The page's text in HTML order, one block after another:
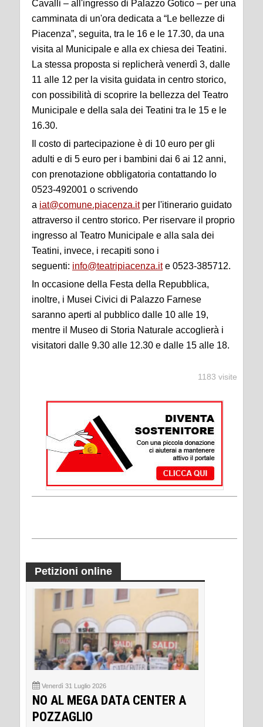
Cavalli – all'ingresso di Palazzo Gotico – per una
camminata di un'ora dedicata a “Le bellezze di
Piacenza”, seguita, tra le 16 e le 17.30, da una
visita al Municipale e alla ex chiesa dei Teatini.
La stessa proposta si replicherà venerdì 3, dalle
11 alle 12 per la visita guidata in centro storico,
con possibilità di scoprire la bellezza del Teatro
Municipale e della sala dei Teatini tra le 15 e le
16.30.
Il costo di partecipazione è di 10 euro per gli
adulti e di 5 euro per i bambini dai 6 ai 12 anni,
con prenotazione obbligatoria contattando lo
0523-492001 o scrivendo
a iat@comune.piacenza.itper l'itinerario guidato
attraverso il centro storico. Per riservare il proprio
ingresso al Teatro Municipale e alla sala dei
Teatini, invece, i recapiti sono i
seguenti: info@teatripiacenza.ite 0523-385712.
In occasione della Festa della Repubblica,
inoltre, i Musei Civici di Palazzo Farnese
saranno aperti al pubblico dalle 10 alle 19,
mentre il Museo di Storia Naturale accoglierà i
visitatori dalle 9.30 alle 12.30 e dalle 15 alle 18.
1183 visite
Petizioni online
Venerdì 31 Luglio 2026
NO AL MEGA DATA CENTER A
POZZAGLIO